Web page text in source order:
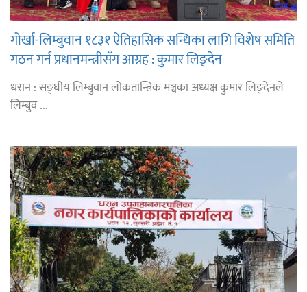
गोर्खा-लिम्बुवान १८३१ ऐतिहासिक सन्धिका लागि विशेष समिति
गठन गर्न प्रधानमन्त्रीसँग आग्रह : कुमार लिङ्देन
धरान : सङ्घीय लिम्बुवान लोकतान्त्रिक मञ्चका अध्यक्ष कुमार लिङ्देनले
लिम्बुव ...